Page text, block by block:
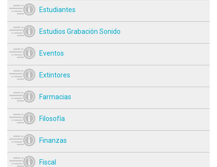
Estudiantes
Estudios Grabación Sonido
Eventos
Extintores
Farmacias
Filosofía
Finanzas
Fiscal